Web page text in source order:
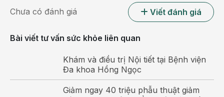
Chưa có đánh giá Viết đánh giá
Bài viết tư vấn sức khỏe liên quan
Khám và điều trị Nội tiết tại Bệnh viện
Đa khoa Hồng Ngọc
Giảm ngay 40 triệu phẫu thuật giảm